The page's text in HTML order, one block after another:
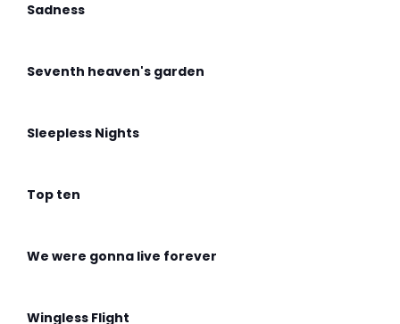
Sadness
Seventh heaven's garden
Sleepless Nights
Top ten
We were gonna live forever
Wingless Flight